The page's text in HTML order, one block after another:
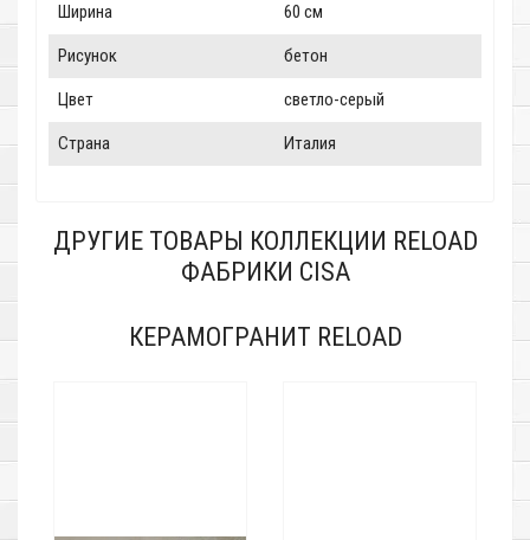
Ширина 60 см
Рисунок бетон
Цвет светло-серый
Страна Италия
ДРУГИЕ ТОВАРЫ КОЛЛЕКЦИИ RELOAD
ФАБРИКИ CISA
КЕРАМОГРАНИТ RELOAD